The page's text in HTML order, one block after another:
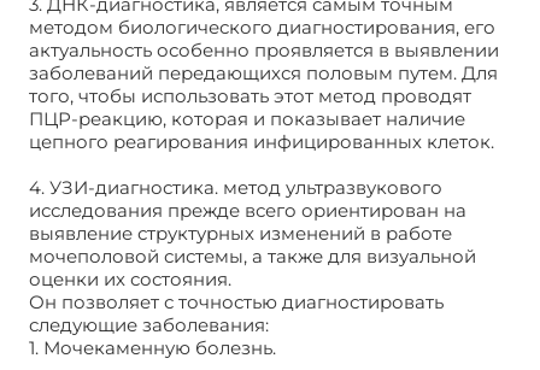
методом биологического диагностирования, его
актуальность особенно проявляется в выявлении
заболеваний передающихся половым путем. Для
того, чтобы использовать этот метод проводят
ПЦР-реакцию, которая и показывает наличие
цепного реагирования инфицированных клеток.
4. УЗИ-диагностика. метод ультразвукового
исследования прежде всего ориентирован на
выявление структурных изменений в работе
мочеполовой системы, а также для визуальной
оценки их состояния.
Он позволяет с точностью диагностировать
следующие заболевания:
1. Мочекаменную болезнь.